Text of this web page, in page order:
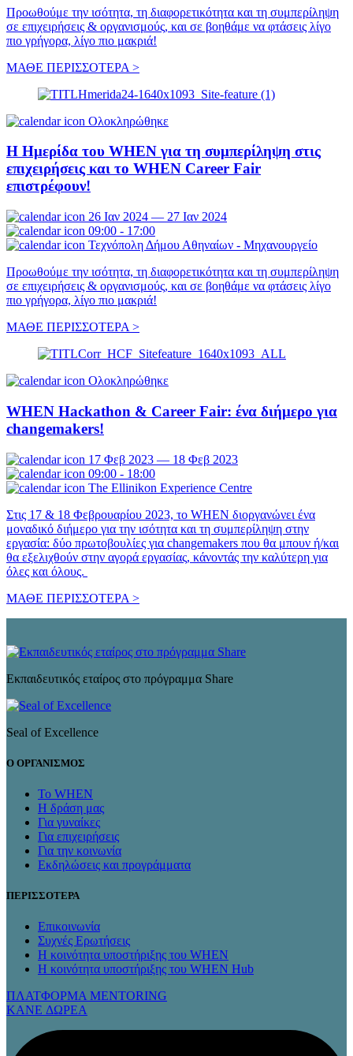
Προωθούμε την ισότητα, τη διαφορετικότητα και τη συμπερίληψη
σε επιχειρήσεις & οργανισμούς, και σε βοηθάμε να φτάσεις λίγο
πιο γρήγορα, λίγο πιο μακριά!
ΜΑΘΕ ΠΕΡΙΣΣΟΤΕΡΑ >
Ολοκληρώθηκε
Η Ημερίδα του WHEN για τη συμπερίληψη στις
επιχειρήσεις και το WHEN Career Fair
επιστρέφουν!
26 Ιαν 2024 — 27 Ιαν 2024
09:00 - 17:00
Τεχνόπολη Δήμου Αθηναίων - Μηχανουργείο
Προωθούμε την ισότητα, τη διαφορετικότητα και τη συμπερίληψη
σε επιχειρήσεις & οργανισμούς, και σε βοηθάμε να φτάσεις λίγο
πιο γρήγορα, λίγο πιο μακριά!
ΜΑΘΕ ΠΕΡΙΣΣΟΤΕΡΑ >
Ολοκληρώθηκε
WHEN Hackathon & Career Fair: ένα διήμερο για
changemakers!
17 Φεβ 2023 — 18 Φεβ 2023
09:00 - 18:00
The Ellinikon Experience Centre
Στις 17 & 18 Φεβρουαρίου 2023, το WHEN διοργανώνει ένα
μοναδικό διήμερο για την ισότητα και τη συμπερίληψη στην
εργασία: δύο πρωτοβουλίες για changemakers που θα μπουν ή/και
θα εξελιχθούν στην αγορά εργασίας, κάνοντάς την καλύτερη για
όλες και όλους.
ΜΑΘΕ ΠΕΡΙΣΣΟΤΕΡΑ >
Εκπαιδευτικός εταίρος στο πρόγραμμα Share
Seal of Excellence
Ο ΟΡΓΑΝΙΣΜΟΣ
Το WHEN
Η δράση μας
Για γυναίκες
Για επιχειρήσεις
Για την κοινωνία
Εκδηλώσεις και προγράμματα
ΠΕΡΙΣΣΟΤΕΡΑ
Επικοινωνία
Συχνές Ερωτήσεις
Η κοινότητα υποστήριξης του WHEN
Η κοινότητα υποστήριξης του WHEN Hub
ΠΛΑΤΦΟΡΜΑ MENTORING
KANE ΔΩΡΕΑ